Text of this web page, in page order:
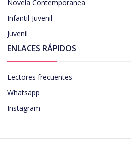
Novela Contemporanea
Infantil-Juvenil
Juvenil
ENLACES RÁPIDOS
Lectores frecuentes
Whatsapp
Instagram